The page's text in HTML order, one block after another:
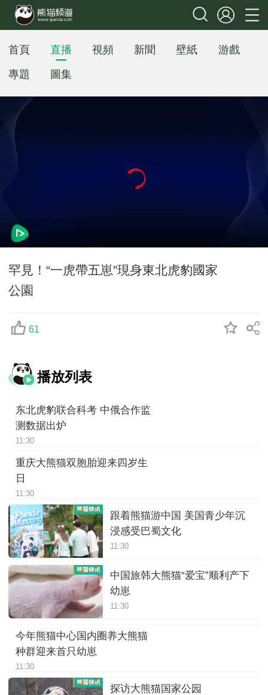
首頁 直播 視頻 新聞 壁紙
游戲
專題
圖集
罕見！“一虎帶五崽”現身東北虎豹國家
公園
61
播放列表
东北虎豹联合科考 中俄合作监
测数据出炉
11:30
重庆大熊猫双胞胎迎来四岁生
日
11:30
跟着熊猫游中国 美国青少年沉
浸感受巴蜀文化
11:30
中国旅韩大熊猫“爱宝”顺利产下
幼崽
11:30
今年熊猫中心国内圈养大熊猫
种群迎来首只幼崽
11:30
探访大熊猫国家公园